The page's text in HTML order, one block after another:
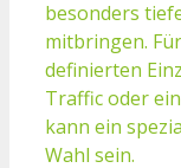
besonders
mitbringen.
definierten
Traffic oder
kann ein
Wahl sein.